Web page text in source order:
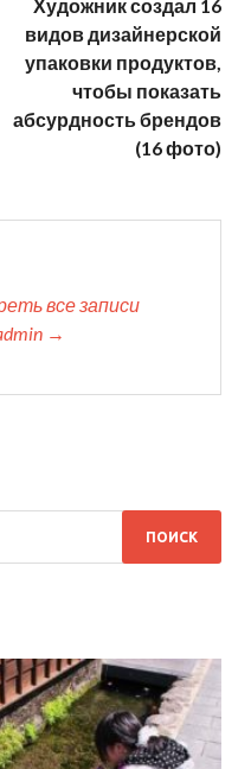
Художник создал 16
видов дизайнерской
упаковки продуктов,
чтобы показать
абсурдность брендов
(16 фото)
все записи
→